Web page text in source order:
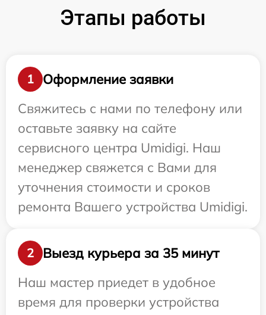
Этапы работы
1
Оформление заявки
Свяжитесь с нами по телефону или
оставьте заявку на сайте
сервисного центра Umidigi. Наш
менеджер свяжется с Вами для
уточнения стоимости и сроков
ремонта Вашего устройства Umidigi.
2
Выезд курьера за 35 минут
Наш мастер приедет в удобное
время для проверки устройства